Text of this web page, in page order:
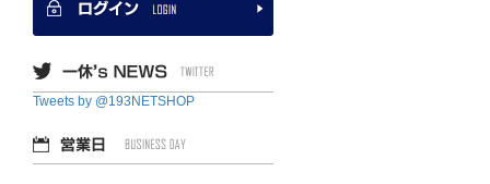
Tweets by @193NETSHOP